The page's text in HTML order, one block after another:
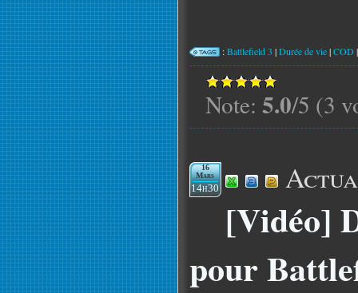
:Battlefield 3 |Durée de vie|COD
Note: 5.0/5 (3
16
Mars
14h30
[Vidéo]
pour